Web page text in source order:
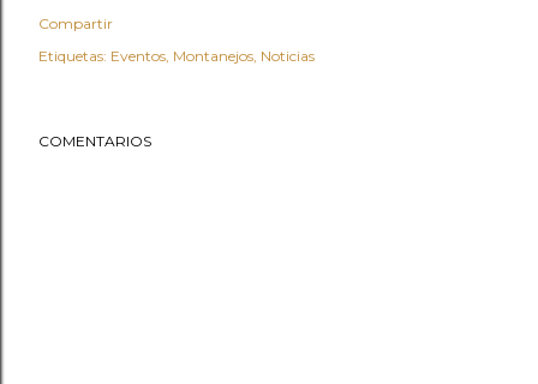
Compartir
Etiquetas: Eventos Montanejos Noticias
COMENTARIOS